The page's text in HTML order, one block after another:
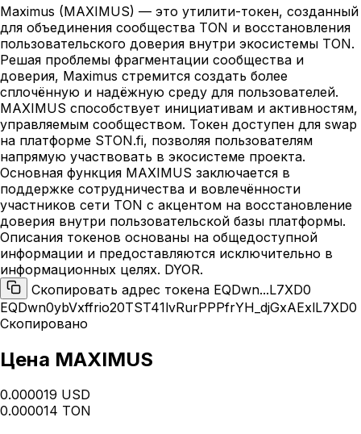
Maximus (MAXIMUS) — это утилити-токен, созданный
для объединения сообщества TON и восстановления
пользовательского доверия внутри экосистемы TON.
Решая проблемы фрагментации сообщества и
доверия, Maximus стремится создать более
сплочённую и надёжную среду для пользователей.
MAXIMUS способствует инициативам и активностям,
управляемым сообществом. Токен доступен для swap
на платформе STON.fi, позволяя пользователям
напрямую участвовать в экосистеме проекта.
Основная функция MAXIMUS заключается в
поддержке сотрудничества и вовлечённости
участников сети TON с акцентом на восстановление
доверия внутри пользовательской базы платформы.
Описания токенов основаны на общедоступной
информации и предоставляются исключительно в
информационных целях. DYOR.
Скопировать адрес токена EQDwn...L7XD0
EQDwn0ybVxffrio20TST41lvRurPPPfrYH_djGxAExlL7XD0
Скопировано
Цена MAXIMUS
0.000019 USD
0.000014 TON